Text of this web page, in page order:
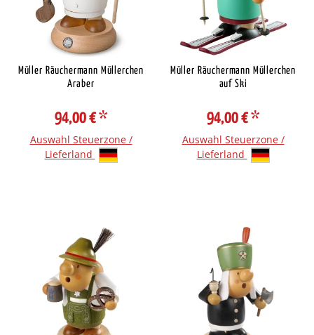
Müller Räuchermann Müllerchen
Araber
94,00 €*
Auswahl Steuerzone /
Lieferland
Müller Räuchermann Müllerchen
auf Ski
94,00 €*
Auswahl Steuerzone /
Lieferland